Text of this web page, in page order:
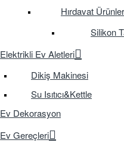
Hırdavat
Silikon
Elektrikli Ev Aletleri
Dikiş Makinesi
Su Isıtıcı&Kettle
Ev Dekorasyon
Ev Gereçleri